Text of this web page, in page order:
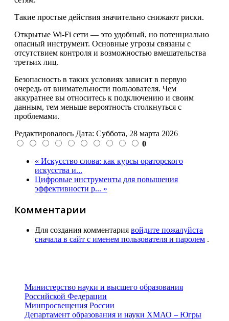
Такие простые действия значительно снижают риски.
Открытые Wi-Fi сети — это удобный, но потенциально
опасный инструмент. Основные угрозы связаны с
отсутствием контроля и возможностью вмешательства
третьих лиц.
Безопасность в таких условиях зависит в первую
очередь от внимательности пользователя. Чем
аккуратнее вы относитесь к подключению и своим
данным, тем меньше вероятность столкнуться с
проблемами.
Редактировалось Дата: Суббота, 28 марта 2026
0
« Искусство слова: как курсы ораторского
искусства и...
Цифровые инструменты для повышения
эффективности р... »
Комментарии
Для создания комментария войдите пожалуйста
сначала в сайт с именем пользователя и паролем .
Министерство науки и высшего образования
Российской Федерации
Минпросвещения России
Департамент образования и науки ХМАО – Югры